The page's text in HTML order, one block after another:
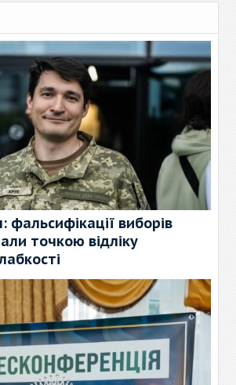
фальсифікації виборів
точкою відліку